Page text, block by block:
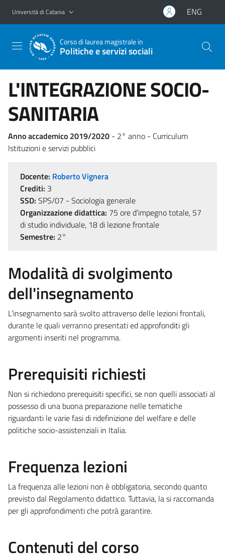
Vai al contenuto principale
Vai al menu di navigazione
Università di Catania ENG
Corso di laurea magistrale in
Politiche e servizi sociali
L'INTEGRAZIONE SOCIO-
SANITARIA
Anno accademico 2019/2020 - 2° anno - Curriculum
Istituzioni e servizi pubblici
Docente: Roberto Vignera
Crediti: 3
SSD: SPS/07 - Sociologia generale
Organizzazione didattica: 75 ore d'impegno totale, 57
di studio individuale, 18 di lezione frontale
Semestre: 2°
Modalità di svolgimento
dell'insegnamento
L'insegnamento sarà svolto attraverso delle lezioni frontali,
durante le quali verranno presentati ed approfonditi gli
argomenti inseriti nel programma.
Prerequisiti richiesti
Non si richiedono prerequisiti specifici, se non quelli associati al
possesso di una buona preparazione nelle tematiche
riguardanti le varie fasi di ridefinizione del welfare e delle
politiche socio-assistenziali in Italia.
Frequenza lezioni
La frequenza alle lezioni non è obbligatoria, secondo quanto
previsto dal Regolamento didattico. Tuttavia, la si raccomanda
per gli approfondimenti che potrà garantire.
Contenuti del corso